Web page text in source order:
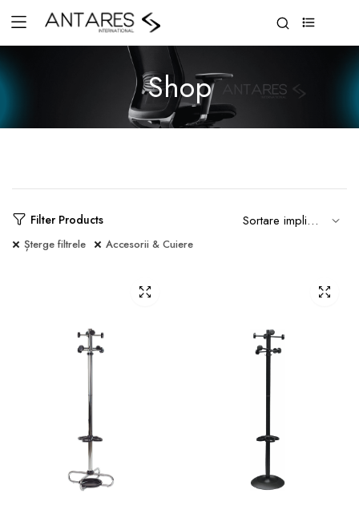
Shop
Filter Products
Șterge filtrele Accesorii & Cuiere